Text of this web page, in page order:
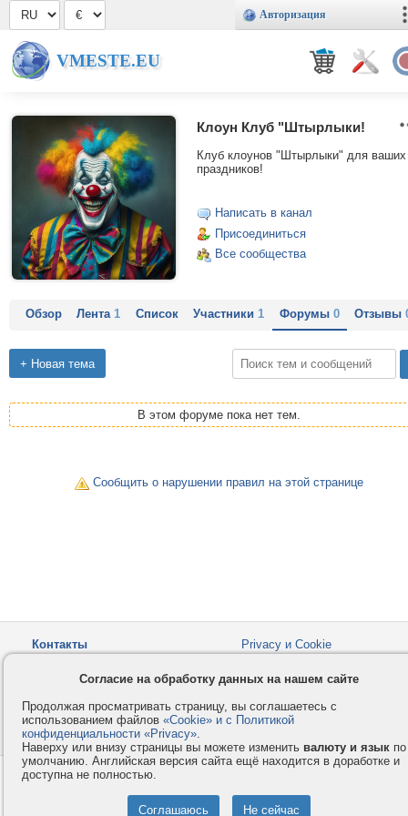
Авторизация
VMESTE.EU
Клоун Клуб "Штырлыки!
Клуб клоунов "Штырлыки" для ваших
праздников!
Написать в канал
Присоединиться
Все сообщества
Обзор Лента1 Список Участники1 Форумы 0 Отзывы
В этом форуме пока нет тем.
Сообщить о нарушении правил на этой странице
Контакты
Privacy и Cookie
Как оплатить
Форумы
© 2008-2026VMESTE.EU
Согласие на обработку данных на нашем сайте
Продолжая просматривать страницу, вы соглашаетесь с
использованием файлов «Cookie» и с Политикой
конфиденциальности «Privacy».
Наверху или внизу страницы вы можете изменить валюту и язык по
умолчанию. Английская версия сайта ещё находится в доработке и
доступна не полностью.